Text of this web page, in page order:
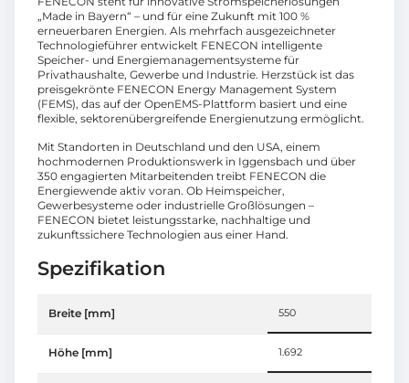
„Made in Bayern“ – und für eine Zukunft mit 100 %
erneuerbaren Energien. Als mehrfach ausgezeichneter
Technologieführer entwickelt FENECON intelligente
Speicher- und Energiemanagementsysteme für
Privathaushalte, Gewerbe und Industrie. Herzstück ist das
preisgekrönte FENECON Energy Management System
(FEMS), das auf der OpenEMS-Plattform basiert und eine
flexible, sektorenübergreifende Energienutzung ermöglicht.
Mit Standorten in Deutschland und den USA, einem
hochmodernen Produktionswerk in Iggensbach und über
350 engagierten Mitarbeitenden treibt FENECON die
Energiewende aktiv voran. Ob Heimspeicher,
Gewerbesysteme oder industrielle Großlösungen –
FENECON bietet leistungsstarke, nachhaltige und
zukunftssichere Technologien aus einer Hand.
Spezifikation
Breite [mm] 550
Höhe [mm] 1.692